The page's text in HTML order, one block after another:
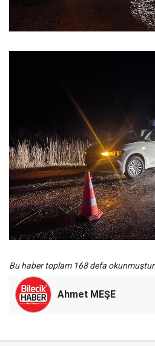
Bu haber toplam 168 defa okunmuştur
Ahmet MEŞE